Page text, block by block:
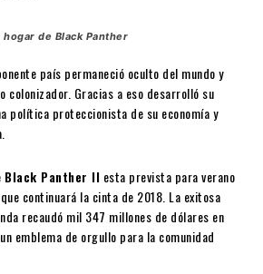
hogar de Black Panther
país permaneció oculto del mundo y
colonizador. Gracias a eso desarrolló su
política proteccionista de su economía y
Black Panther II esta prevista para verano
continuará la cinta de 2018. La exitosa
recaudó mil 347 millones de dólares en
emblema de orgullo para la comunidad